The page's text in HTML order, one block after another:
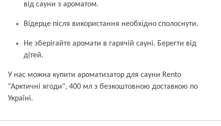
від сауни з ароматом.
Відерце після використання необхідно сполоснути.
Не зберігайте аромати в гарячій сауні. Берегти від
дітей.
У нас можна купити ароматизатор для сауни Rento
"Арктичні ягоди", 400 мл з безкоштовною доставкою по
Україні.